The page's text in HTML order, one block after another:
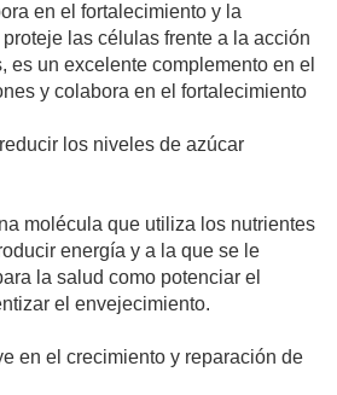
en el fortalecimiento y la
las células frente a la acción
es un excelente complemento en el
y colabora en el fortalecimiento
los niveles de azúcar
molécula que utiliza los nutrientes
energía y a la que se le
la salud como potenciar el
el envejecimiento.
en el crecimiento y reparación de